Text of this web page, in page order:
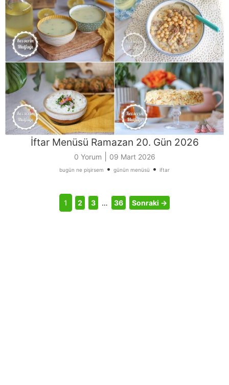
İftar Menüsü Ramazan 20. Gün 2026
0 Yorum 09 Mart 2026
bugün ne pişirsem • günün menüsü • iftar
1 2 3 … 36 Sonraki →